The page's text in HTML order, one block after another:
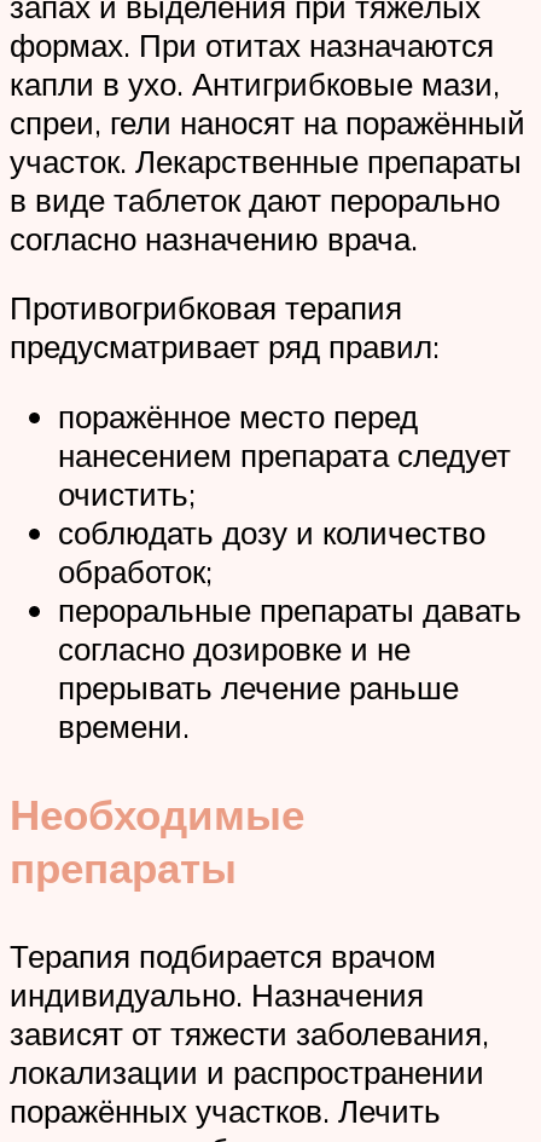
формах. При отитах назначаются
капли в ухо. Антигрибковые мази,
спреи, гели наносят на поражённый
участок. Лекарственные препараты
в виде таблеток дают перорально
согласно назначению врача.
Противогрибковая терапия
предусматривает ряд правил:
поражённое место перед
нанесением препарата следует
очистить;
соблюдать дозу и количество
обработок;
пероральные препараты давать
согласно дозировке и не
прерывать лечение раньше
времени.
Необходимые
препараты
Терапия подбирается врачом
индивидуально. Назначения
зависят от тяжести заболевания,
локализации и распространении
поражённых участков. Лечить